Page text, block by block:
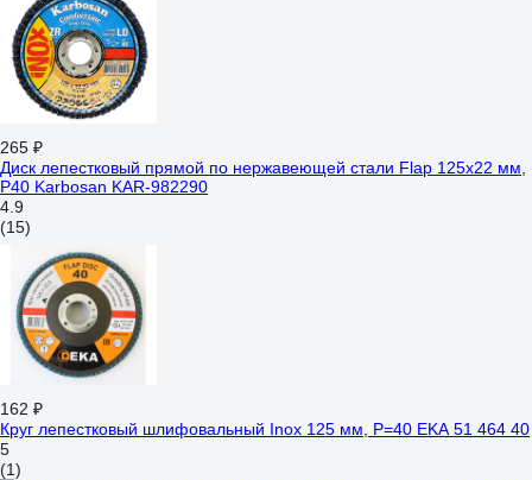
265 ₽
Диск лепестковый прямой по нержавеющей стали Flap 125x22 мм,
Р40 Karbosan KAR-982290
4.9
(15)
162 ₽
Круг лепестковый шлифовальный Inox 125 мм, P=40 EKA 51 464 40
5
(1)